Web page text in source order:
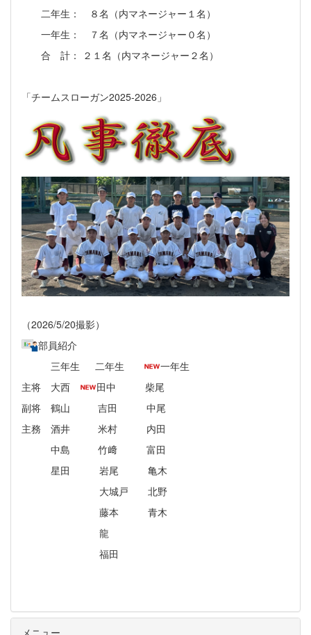
二年生： ８名（内マネージャー１名）
一年生： ７名（内マネージャー０名）
合 計： ２１名（内マネージャー２名）
「チームスローガン2025-2026」
（2026/5/20撮影）
部員紹介
三年生 二年生
一年生
主将 大西
田中 柴尾
副将 鶴山 吉田 中尾
主務 酒井 米村 内田
中島 竹﨑 富田
星田 岩尾 亀木
大城戸 北野
藤本 青木
龍
福田
メニュー